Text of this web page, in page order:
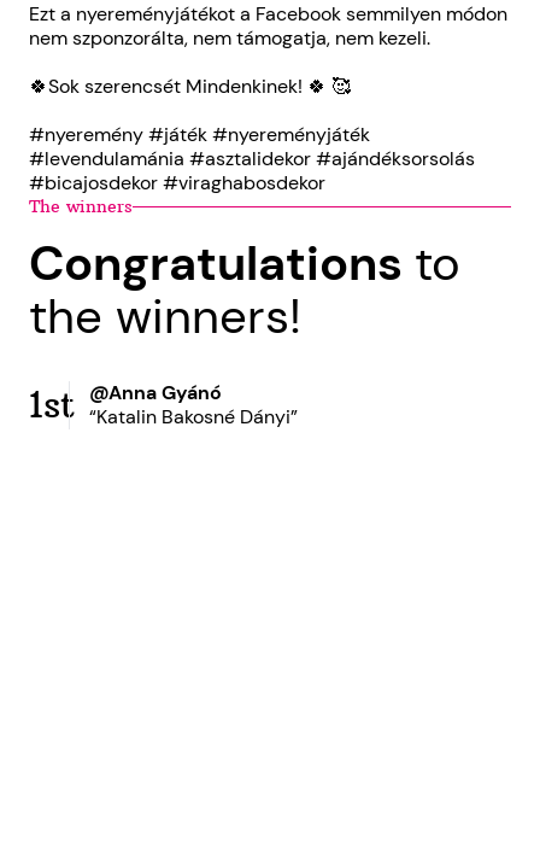
Ezt a nyereményjátékot a Facebook semmilyen módon
nem szponzorálta, nem támogatja, nem kezeli.
🍀Sok szerencsét Mindenkinek! 🍀 🥰
#nyeremény #játék #nyereményjáték
#levendulamánia #asztalidekor #ajándéksorsolás
#bicajosdekor #viraghabosdekor
The winners
Congratulations to
the winners!
1st
@Anna Gyánó
“Katalin Bakosné Dányi”